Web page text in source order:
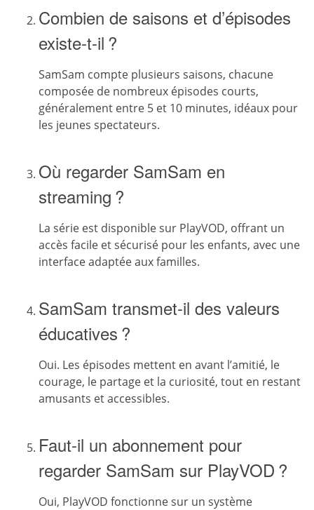
Combien de saisons et d’épisodes
existe-t-il ?
SamSam compte plusieurs saisons, chacune
composée de nombreux épisodes courts,
généralement entre 5 et 10 minutes, idéaux pour
les jeunes spectateurs.
Où regarder SamSam en
streaming ?
La série est disponible sur PlayVOD, offrant un
accès facile et sécurisé pour les enfants, avec une
interface adaptée aux familles.
SamSam transmet-il des valeurs
éducatives ?
Oui. Les épisodes mettent en avant l’amitié, le
courage, le partage et la curiosité, tout en restant
amusants et accessibles.
Faut-il un abonnement pour
regarder SamSam sur PlayVOD ?
Oui, PlayVOD fonctionne sur un système